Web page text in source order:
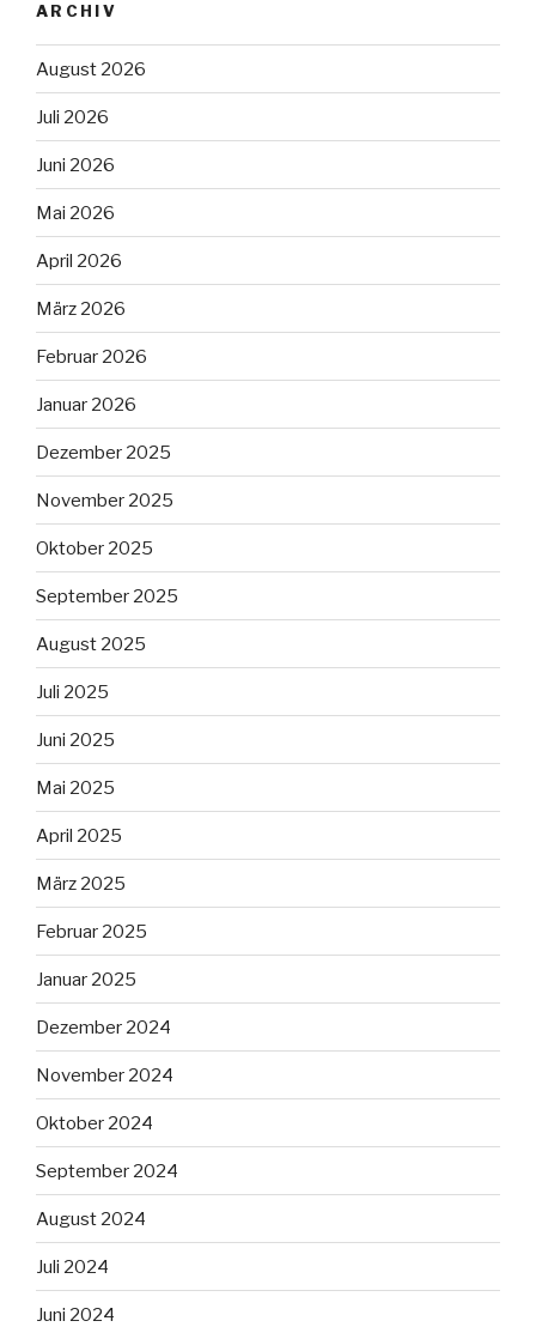
ARCHIV
August 2026
Juli 2026
Juni 2026
Mai 2026
April 2026
März 2026
Februar 2026
Januar 2026
Dezember 2025
November 2025
Oktober 2025
September 2025
August 2025
Juli 2025
Juni 2025
Mai 2025
April 2025
März 2025
Februar 2025
Januar 2025
Dezember 2024
November 2024
Oktober 2024
September 2024
August 2024
Juli 2024
Juni 2024